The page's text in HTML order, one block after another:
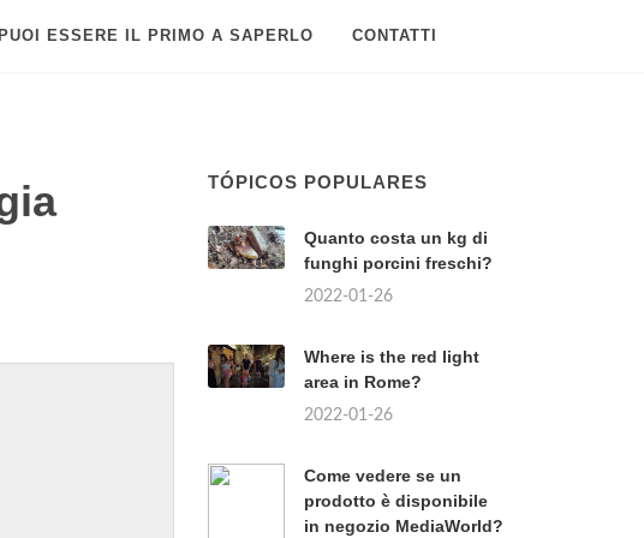
PUOI ESSERE IL PRIMO A SAPERLO CONTATTI
TÓPICOS POPULARES
Quanto costa un kg di
funghi porcini freschi?
2022-01-26
Where is the red light
area in Rome?
2022-01-26
Come vedere se un
prodotto è disponibile
in negozio MediaWorld?